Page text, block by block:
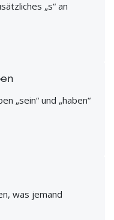
„s“ an
„sein“ und „haben“
was jemand